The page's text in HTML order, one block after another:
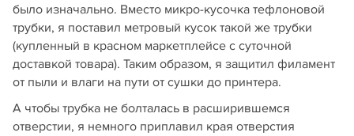
было изначально. Вместо микро-кусочка тефлоновой
трубки, я поставил метровый кусок такой же трубки
(купленный в красном маркетплейсе с суточной
доставкой товара). Таким образом, я защитил филамент
от пыли и влаги на пути от сушки до принтера.
А чтобы трубка не болталась в расширившемся
отверстии, я немного приплавил края отверстия